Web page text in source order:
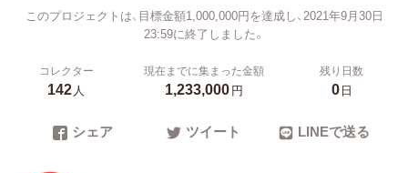
このプロジェクトは、目標金額1,000,000円を達成し、2021年9月30日
23:59に終了しました。
コレクター
142人
現在までに集まった金額
1,233,000円
残り日数
0日
シェア ツイート LINEで送る